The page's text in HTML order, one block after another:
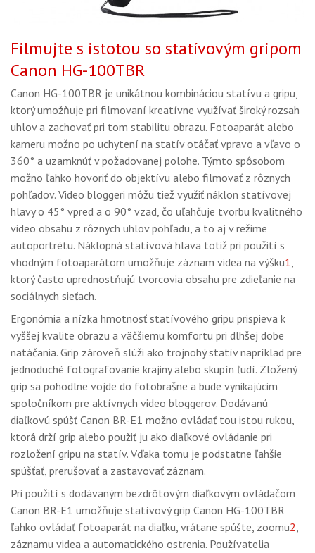
Filmujte s istotou so statívovým gripom
Canon HG-100TBR
Canon HG-100TBR je unikátnou kombináciou statívu a gripu,
ktorý umožňuje pri filmovaní kreatívne využívať široký rozsah
uhlov a zachovať pri tom stabilitu obrazu. Fotoaparát alebo
kameru možno po uchytení na statív otáčať vpravo a vľavo o
360° a uzamknúť v požadovanej polohe. Týmto spôsobom
možno ľahko hovoriť do objektívu alebo filmovať z rôznych
pohľadov. Video bloggeri môžu tiež využiť náklon statívovej
hlavy o 45° vpred a o 90° vzad, čo uľahčuje tvorbu kvalitného
video obsahu z rôznych uhlov pohľadu, a to aj v režime
autoportrétu. Náklopná statívová hlava totiž pri použití s ​​
vhodným fotoaparátom umožňuje záznam videa na výšku1,
ktorý často uprednostňujú tvorcovia obsahu pre zdieľanie na
sociálnych sieťach.
Ergonómia a nízka hmotnosť statívového gripu prispieva k
vyššej kvalite obrazu a väčšiemu komfortu pri dlhšej dobe
natáčania. Grip zároveň slúži ako trojnohý statív napríklad pre
jednoduché fotografovanie krajiny alebo skupín ľudí. Zložený
grip sa pohodlne vojde do fotobrašne a bude vynikajúcim
spoločníkom pre aktívnych video bloggerov. Dodávanú
diaľkovú spúšť Canon BR-E1 možno ovládať tou istou rukou,
ktorá drží grip alebo použiť ju ako diaľkové ovládanie pri
rozložení gripu na statív. Vďaka tomu je podstatne ľahšie
spúšťať, prerušovať a zastavovať záznam.
Pri použití s ​​dodávaným bezdrôtovým diaľkovým ovládačom
Canon BR-E1 umožňuje statívový grip Canon HG-100TBR
ľahko ovládať fotoaparát na diaľku, vrátane spúšte, zoomu2,
záznamu videa a automatického ostrenia. Používatelia